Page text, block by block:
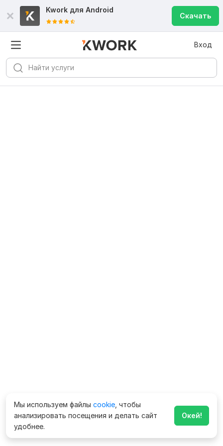
Kwork для Android
Скачать
Вход
Мы используем файлы cookie , чтобы
анализировать посещения и делать сайт
удобнее.
Окей!